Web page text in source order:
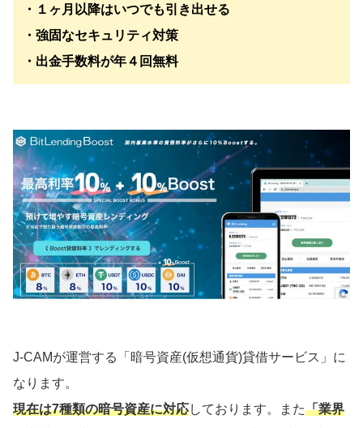
・ １ヶ月以降はいつでも引き出せる
・強固なセキュリティ対策
・出金手数料が年４回無料
J-CAMが運営する「暗号資産(仮想通貨)貸借サービス」に
なります。
現在は7種類の暗号資産に対応しております。また「業界